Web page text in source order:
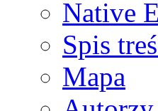
Native
Spis
Mapa